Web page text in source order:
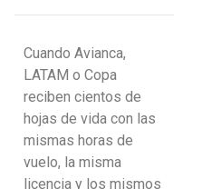
Cuando Avianca,
LATAM o Copa
reciben cientos de
hojas de vida con las
mismas horas de
vuelo, la misma
licencia y los mismos